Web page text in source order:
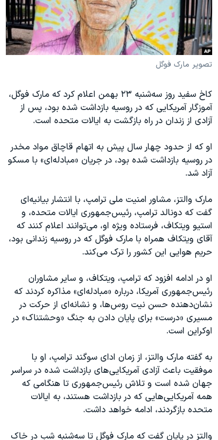
فرهنگ و زندگی
حقوق شهروندی
اقتصادی
علم و فناوری
گالری عکس
آرشیو پخش زنده
مستندها
انتخابات ریاست جمهوری آمریکا ۲۰۲۴
حمله جمهوری اسلامی به اسرائیل
رمز مهسا
اعتراضات زن، زندگی، آزادی
مجموعه مستندهای دادخواهی
دادگاه حمید نوری
چهل سال گروگان‌گیری
اعتراضات مردمی آبان ۹۸
اسرائیل در جنگ
نرگس محمدی برنده جایزه نوبل صلح
همایش محافظه‌کاران آمریکا «سی‌پک»
سفر پرزیدنت ترامپ به چین
دنبال کنید
تصویر مارک فوگل
کاخ سفید روز سه‌شنبه ۲۳ بهمن اعلام کرد که مارک فوگل،
آموزگار آمریکایی که در روسیه بازداشت شده بود، پس از
آزادی از زندان در راه بازگشت به ایالات متحده است.
او که از حدود چهار سال پیش به اتهام قاچاق مواد مخدر
در روسیه بازداشت شده بود، در جریان «مبادله‌ای» با مسکو
آزاد شد.
مارک والتز، مشاور امنیت ملی ترامپ، با انتشار بیانیه‌ای
گفت که دونالد ترامپ، رئیس‌جمهوری ایالات متحده، و
استیو ویتکاف، فرستاده ویژه او، می‌توانند اعلام کنند که
آقای ویتکاف همراه با مارک فوگل که در روسیه زندانی بود،
حریم هوایی این کشور را ترک می‌کند.
او در ادامه افزود که ترامپ، ویتکاف، و سایر مشاوران
رئیس‌جمهوری آمریکا، درباره «مبادله‌ای» مذاکره کردند که
نشان‌دهنده حسن نیت روس‌ها، و نشانه‌ای از حرکت در
مسیری «درست» برای پایان دادن به جنگ «وحشتناک» در
اوکراین است.
به گفته مارک والتز، از زمان ادای سوگند ترامپ، او با
موفقیت باعث آزادی آمریکایی‌های بازداشت شده در سراسر
جهان شده است و تلاش رئیس‌جمهوری تا هنگامی که
همه آمریکایی‌هایی که در بازداشت هستند، به ایالات
متحده بازگردند، ادامه خواهد داشت.
والتز در پایان گفت که مارک فوگل تا سه‌شنبه شب در خاک